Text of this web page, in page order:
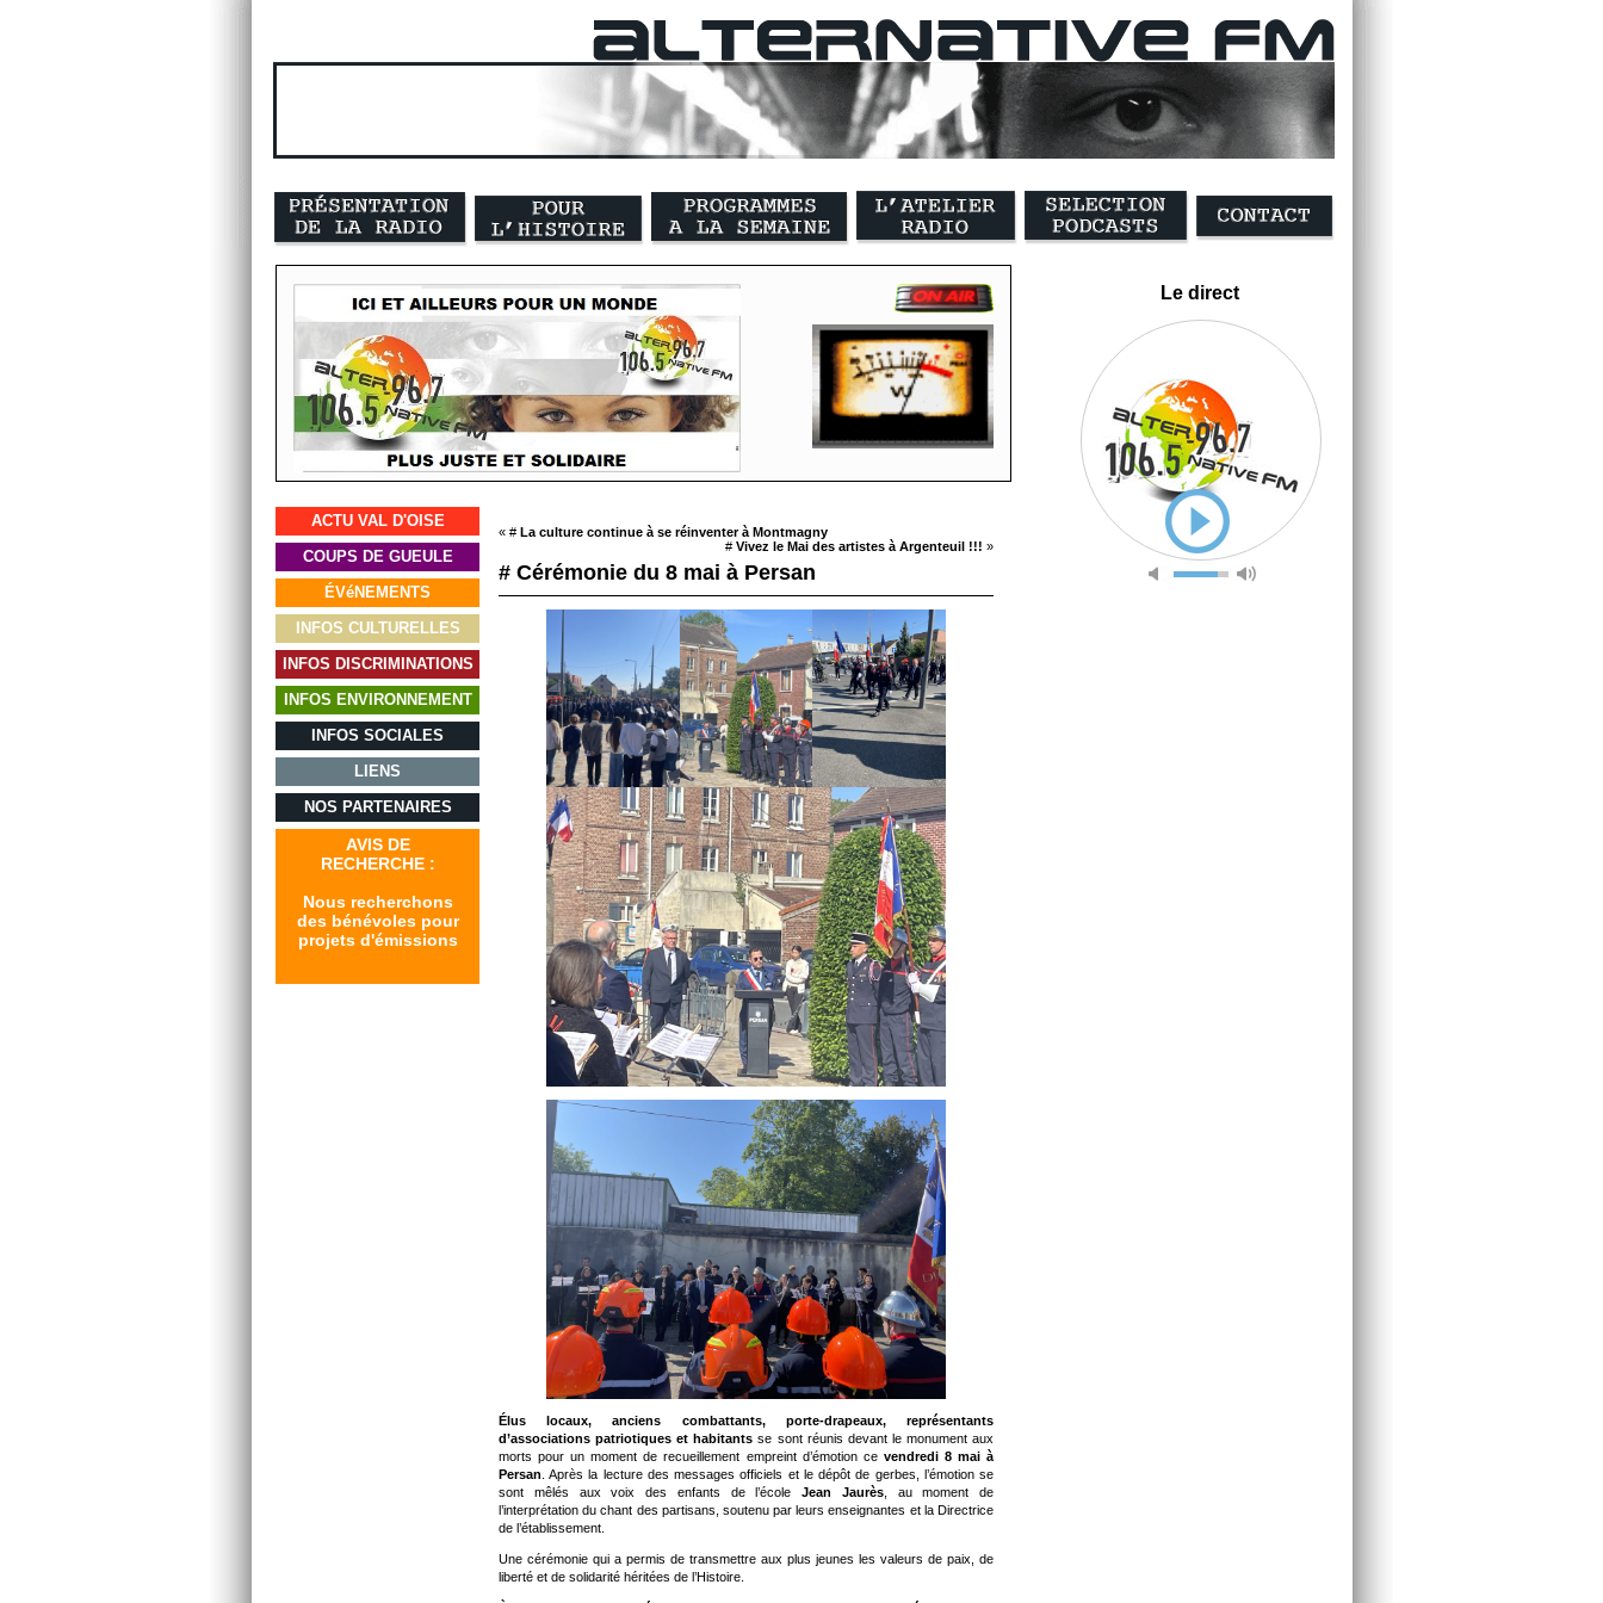
Le direct
ACTU VAL D'OISE
COUPS DE GUEULE
ÉVéNEMENTS
INFOS CULTURELLES
INFOS DISCRIMINATIONS
INFOS ENVIRONNEMENT
INFOS SOCIALES
LIENS
NOS PARTENAIRES
AVIS DE
RECHERCHE :
Nous recherchons
des bénévoles pour
projets d'émissions
« # La culture continue à se réinventer à Montmagny
# Vivez le Mai des artistes à Argenteuil !!! »
# Cérémonie du 8 mai à Persan
Élus locaux, anciens combattants, porte-drapeaux, représentants
d’associations patriotiques et habitantsse sont réunis devant le monument aux
morts pour un moment de recueillement empreint d’émotion ce vendredi 8 mai à
Persan . Après la lecture des messages officiels et le dépôt de gerbes, l’émotion se
sont mêlés aux voix des enfants de l’école Jean Jaurès, au moment de
l’interprétation du chant des partisans, soutenu par leurs enseignantes et la Directrice
de l’établissement.
Une cérémonie qui a permis de transmettre aux plus jeunes les valeurs de paix, de
liberté et de solidarité héritées de l’Histoire.